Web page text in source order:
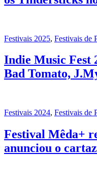
Festivais 2025, Festivais de
Indie Music Fest
Bad Tomato,
Festivais 2024, Festivais de
Festival Mêda+
anunciou o